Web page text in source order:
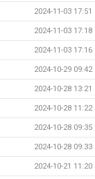
2024-11-03 17:51
2024-11-03 17:18
2024-11-03 17:16
2024-10-29 09:42
2024-10-28 13:21
2024-10-28 11:22
2024-10-28 09:35
2024-10-28 09:33
2024-10-21 11:20